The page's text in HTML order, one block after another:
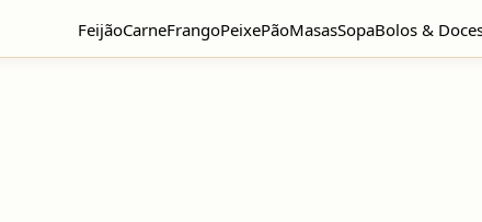
FeijãoCarneFrangoPeixePãoMasasSopaBolos &